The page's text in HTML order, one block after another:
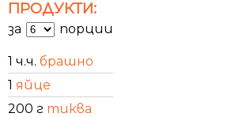
ПРОДУКТИ:
за порции
1 ч.ч. брашно
1 яйце
200 г тиква